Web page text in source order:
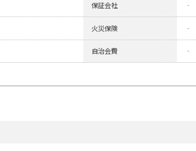
保証会社 ‐
火災保険 ‐
自治会費 ‐